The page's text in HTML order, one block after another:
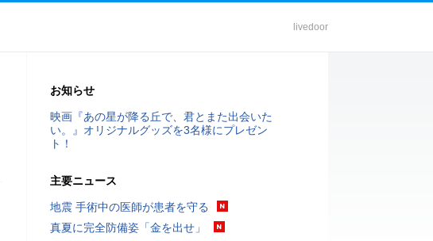
livedoor
お知らせ
映画『あの星が降る丘で、君とまた出会いた
い。』オリジナルグッズを3名様にプレゼン
ト！
主要ニュース
地震 手術中の医師が患者を守る
真夏に完全防備姿「金を出せ」